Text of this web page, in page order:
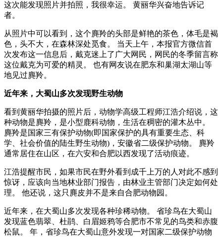
这次能发现照片并拍照，我很幸运。 黄丽华兴奋地告诉记
者。
从照片中可以看到，这个麂羚的头部是鲜艳的茶色，体毛是褐
色，头不大，在森林深处觅食。 当天上午，本报官方微信首
次发布这一信息后，戴克迷上了广大网民，网民的冬季留言称
这位戴克为可爱的精灵。 也有网友说在肥东和巢湖太湖山等
地见过麂羚。
近年来，大蜀山多次发现野生动物
看到黄丽华拍摄的照片后，动物学高级工程师江浩介绍说，这
种动物是麂羚，是小型鹿科动物，生活在稠密的灌木丛中。
麂羚是国家三有保护动物(即国家保护的具有重要生态、科
学、社会价值的陆生野生动物)，安徽省二级保护动物。 麂羚
通常居住在山区，在六安和合肥以西发现了活动痕迹。
江浩提醒市民，如果市民在野外看到成千上万的人对此不感到
惊讶，应该向当地林业部门报告，由林业主管部门决定如何处
理。 他还说，这只麂皮并不是来自合肥动物园。
近年来，在大蜀山多次发现各种珍稀动物。 省珍鸟在大蜀山
发现蓝色翡翠、杜鹃、白眉姬鸦等合肥市不常见的鸟类和赤腹
松鼠。 年，省珍鸟在大蜀山意外发现一对国家二级保护动物